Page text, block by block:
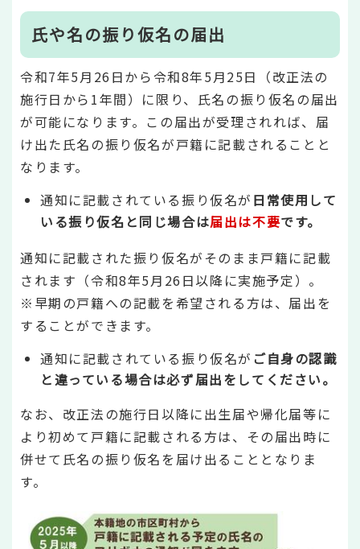
氏や名の振り仮名の届出
令和7年5月26日から令和8年5月25日（改正法の
施行日から1年間）に限り、氏名の振り仮名の届出
が可能になります。この届出が受理されれば、届
け出た氏名の振り仮名が戸籍に記載されることと
なります。
通知に記載されている振り仮名が 日常使用して
いる振り仮名と同じ場合は届出は不要です。
通知に記載された振り仮名がそのまま戸籍に記載
されます（令和8年5月26日以降に実施予定）。
※早期の戸籍への記載を希望される方は、届出を
することができます。
通知に記載されている振り仮名が ご自身の認識
と違っている場合は必ず届出をしてください。
なお、改正法の施行日以降に出生届や帰化届等に
より初めて戸籍に記載される方は、その届出時に
併せて氏名の振り仮名を届け出ることとなりま
す。